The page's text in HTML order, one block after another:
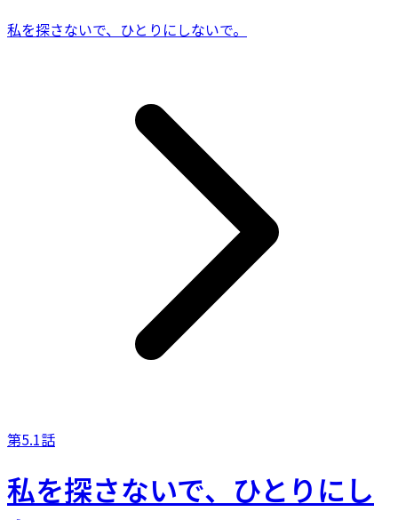
私を探さないで、ひとりにしないで。
第5.1話
私を探さないで、ひとりにし